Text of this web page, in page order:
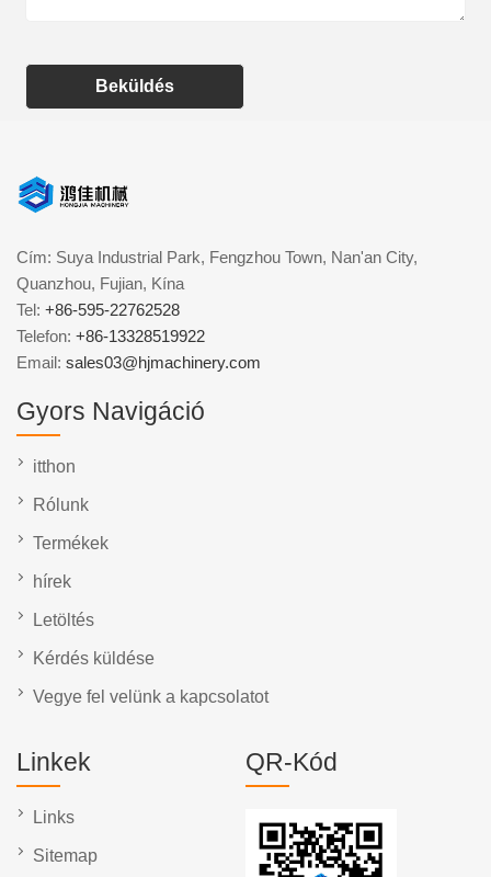
Beküldés
Cím: Suya Industrial Park, Fengzhou Town, Nan'an City,
Quanzhou, Fujian, Kína
Tel: +86-595-22762528
Telefon: +86-13328519922
Email: sales03@hjmachinery.com
Gyors Navigáció
itthon
Rólunk
Termékek
hírek
Letöltés
Kérdés küldése
Vegye fel velünk a kapcsolatot
Linkek
Links
Sitemap
QR-Kód